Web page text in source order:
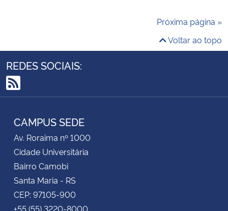
Próxima página »
Voltar ao topo
REDES SOCIAIS:
RSS
CAMPUS SEDE
Av. Roraima nº 1000
Cidade Universitária
Bairro Camobi
Santa Maria - RS
CEP: 97105-900
+55 (55) 3220-8000